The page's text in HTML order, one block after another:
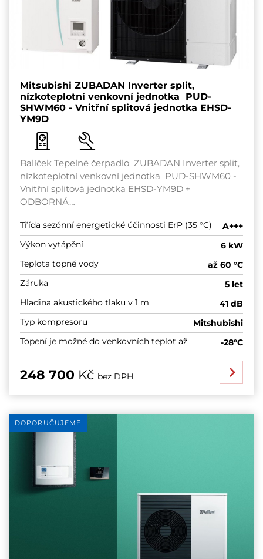
Mitsubishi ZUBADAN Inverter split,
nízkoteplotní venkovní jednotka PUD-
SHWM60 - Vnitřní splitová jednotka EHSD-
YM9D
Balíček Tepelné čerpadlo ZUBADAN Inverter split,
nízkoteplotní venkovní jednotka PUD-SHWM60 -
Vnitřní splitová jednotka EHSD-YM9D +
ODBORNÁ…
Třída sezónní energetické účinnosti ErP (35 °C)
A+++
Výkon vytápění
6 kW
Teplota topné vody
až 60 °C
Záruka
5 let
Hladina akustického tlaku v 1 m
41 dB
Typ kompresoru
Mitshubishi
Topení je možné do venkovních teplot až
-28°C
248 700 Kč bez DPH
DOPORUČUJEME